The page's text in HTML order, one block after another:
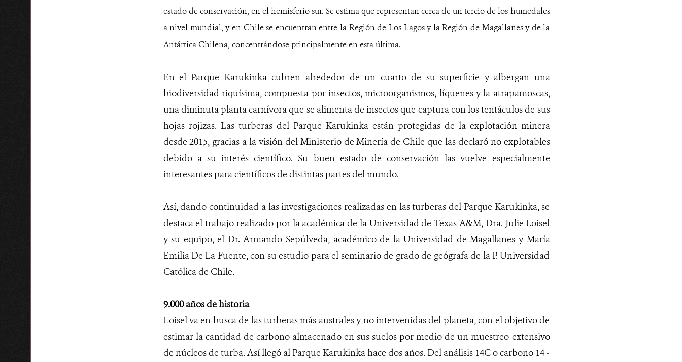
estado de conservación, en el hemisferio sur. Se estima que representan cerca de un tercio de los humedales
a nivel mundial, y en Chile se encuentran entre la Región de Los Lagos y la Región de Magallanes y de la
Antártica Chilena, concentrándose principalmente en esta última.
En el Parque Karukinka cubren alrededor de un cuarto de su superficie y albergan una
biodiversidad riquísima, compuesta por insectos, microorganismos, líquenes y la atrapamoscas,
una diminuta planta carnívora que se alimenta de insectos que captura con los tentáculos de sus
hojas rojizas. Las turberas del Parque Karukinka están protegidas de la explotación minera
desde 2015, gracias a la visión del Ministerio de Minería de Chile que las declaró no explotables
debido a su interés científico. Su buen estado de conservación las vuelve especialmente
interesantes para científicos de distintas partes del mundo.
Así, dando continuidad a las investigaciones realizadas en las turberas del Parque Karukinka, se
destaca el trabajo realizado por la académica de la Universidad de Texas A&M, Dra. Julie Loisel
y su equipo, el Dr. Armando Sepúlveda, académico de la Universidad de Magallanes y María
Emilia De La Fuente, con su estudio para el seminario de grado de geógrafa de la P. Universidad
Católica de Chile.
9.000 años de historia
Loisel va en busca de las turberas más australes y no intervenidas del planeta, con el objetivo de
estimar la cantidad de carbono almacenado en sus suelos por medio de un muestreo extensivo
de núcleos de turba. Así llegó al Parque Karukinka hace dos años. Del análisis 14C o carbono 14 -